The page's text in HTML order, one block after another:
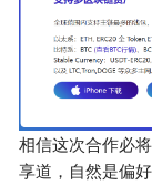
相信这次合作必
享道，自然是偏